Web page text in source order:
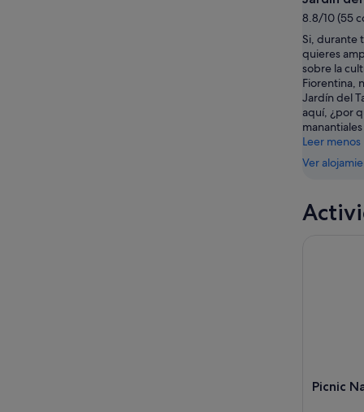
ago
-
9
ago
por
la
noche,
9
ago
-
10
ago
para
próximo
fin
de
semana,
14
ago
-
16
8.8/10 (55
Si, durante
quieres
sobre la
Fiorentina,
Jardín del
aquí, ¿por
Leer menos
Ver
Picnic